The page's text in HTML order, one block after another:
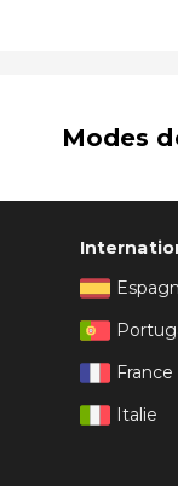
Modes
France
Italie